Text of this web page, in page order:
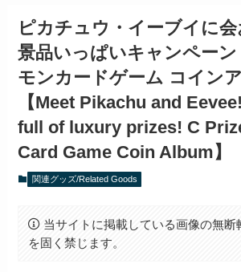
ピカチュウ・イーブイに
景品いっぱいキャンペーン
モンカードゲーム コイン
【Meet Pikachu and
full of luxury prizes! C
Card Game Coin Album】
関連グッズ/Related Goods
当サイトに掲載している画像の無断
を固く禁じます。